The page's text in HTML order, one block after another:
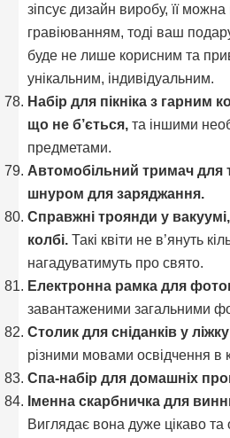
зіпсує дизайн виробу, її
гравіюванням, тоді ваш
буде не лише корисним та
унікальним, індивідуальним.
Набір для пікніка з гарним
що не б’ється,та іншими
предметами.
Автомобільний тримач для
шнуром для заряджання.
Справжні троянди у
колбі. Такі квіти не в’януть
нагадуватимуть про свято.
Електронна рамка для
завантаженими загальними
Столик для сніданків у ліжку
різними мовами освідчення в
Спа-набір для домашніх
Іменна скарбничка для
Виглядає вона дуже цікаво та